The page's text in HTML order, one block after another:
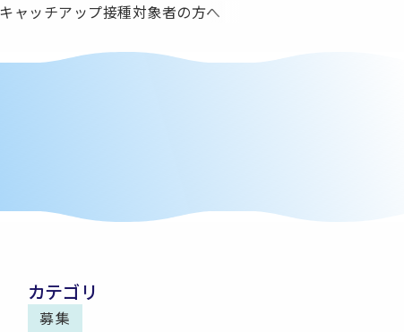
ッチアップ接種対象者の方へ
カテゴリ
募集